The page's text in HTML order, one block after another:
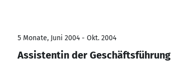
5 Monate, Juni 2004 - Okt. 2004
Assistentin der Geschäftsführung